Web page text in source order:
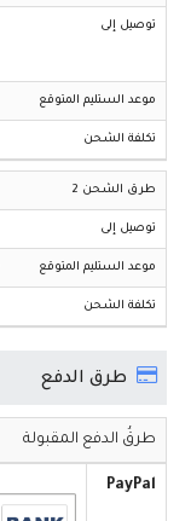
طرق الدفع
طرقُ الدفع المقبولة
PayPal